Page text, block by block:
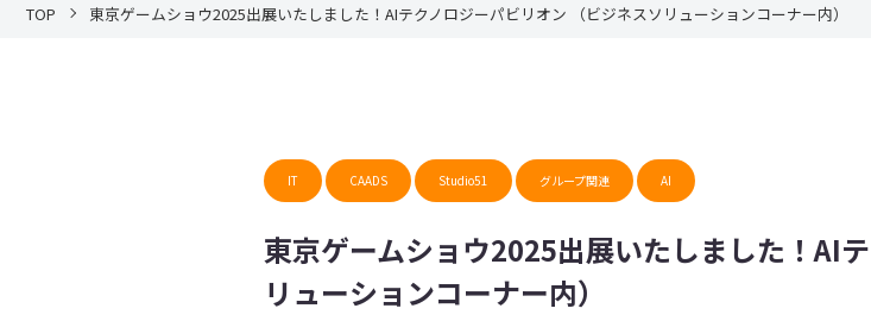
TOP 東京ゲームショウ2025出展いたしました！AIテクノロジーパビリオン （ビジネスソリューションコーナー内）
IT CAADS Studio51 グループ関連 AI
東京ゲームショウ2025出展いたしました！AI
リューションコーナー内）